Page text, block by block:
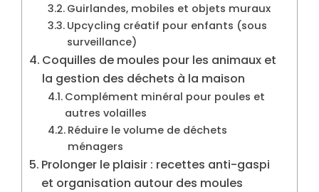
Guirlandes, mobiles et objets muraux
Upcycling créatif pour enfants (sous
surveillance)
Coquilles de moules pour les animaux et
la gestion des déchets à la maison
Complément minéral pour poules et
autres volailles
Réduire le volume de déchets
ménagers
Prolonger le plaisir : recettes anti-gaspi
et organisation autour des moules